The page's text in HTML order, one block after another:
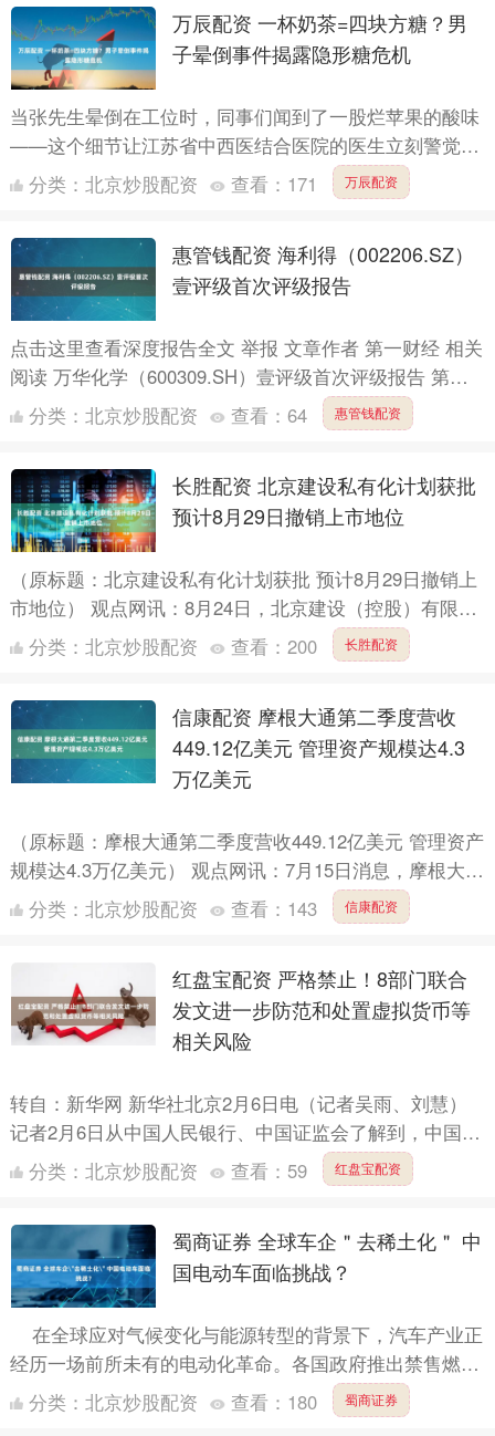
万辰配资 一杯奶茶=四块方糖？男
子晕倒事件揭露隐形糖危机
当张先生晕倒在工位时，同事们闻到了一股烂苹果的酸味
——这个细节让江苏省中西医结合医院的医生立刻警觉起
来。检查结果触目惊心：血糖值爆表，血酮尿酮双阳性，
最终确诊为....
分类： 北京炒股配资 查看： 171 万辰配资
惠管钱配资 海利得（002206.SZ）
壹评级首次评级报告
点击这里查看深度报告全文 举报 文章作者 第一财经 相关
阅读 万华化学（600309.SH）壹评级首次评级报告 第一
财经“壹评级”2025年首次评级报告 0 1....
分类： 北京炒股配资 查看： 64 惠管钱配资
长胜配资 北京建设私有化计划获批
预计8月29日撤销上市地位
（原标题：北京建设私有化计划获批 预计8月29日撤销上
市地位） 观点网讯：8月24日，北京建设（控股）有限公
司（以下简称北京建设）发布联合公告，宣布皓明控股有
限....
分类： 北京炒股配资 查看： 200 长胜配资
信康配资 摩根大通第二季度营收
449.12亿美元 管理资产规模达4.3
万亿美元
（原标题：摩根大通第二季度营收449.12亿美元 管理资产
规模达4.3万亿美元） 观点网讯：7月15日消息，摩根大通
2025年第二季度管理资产规模达4.3万亿美....
分类： 北京炒股配资 查看： 143 信康配资
红盘宝配资 严格禁止！8部门联合
发文进一步防范和处置虚拟货币等
相关风险
转自：新华网 新华社北京2月6日电（记者吴雨、刘慧）
记者2月6日从中国人民银行、中国证监会了解到，中国人
民银行等8部门当日联合发文，明确虚拟货币相关业务活
动属于....
分类： 北京炒股配资 查看： 59 红盘宝配资
蜀商证券 全球车企＂去稀土化＂ 中
国电动车面临挑战？
在全球应对气候变化与能源转型的背景下，汽车产业正
经历一场前所未有的电动化革命。各国政府推出禁售燃油
车时间表、加大充电基础设施投资，并出台购买电动汽车
的补....
分类： 北京炒股配资 查看： 180 蜀商证券